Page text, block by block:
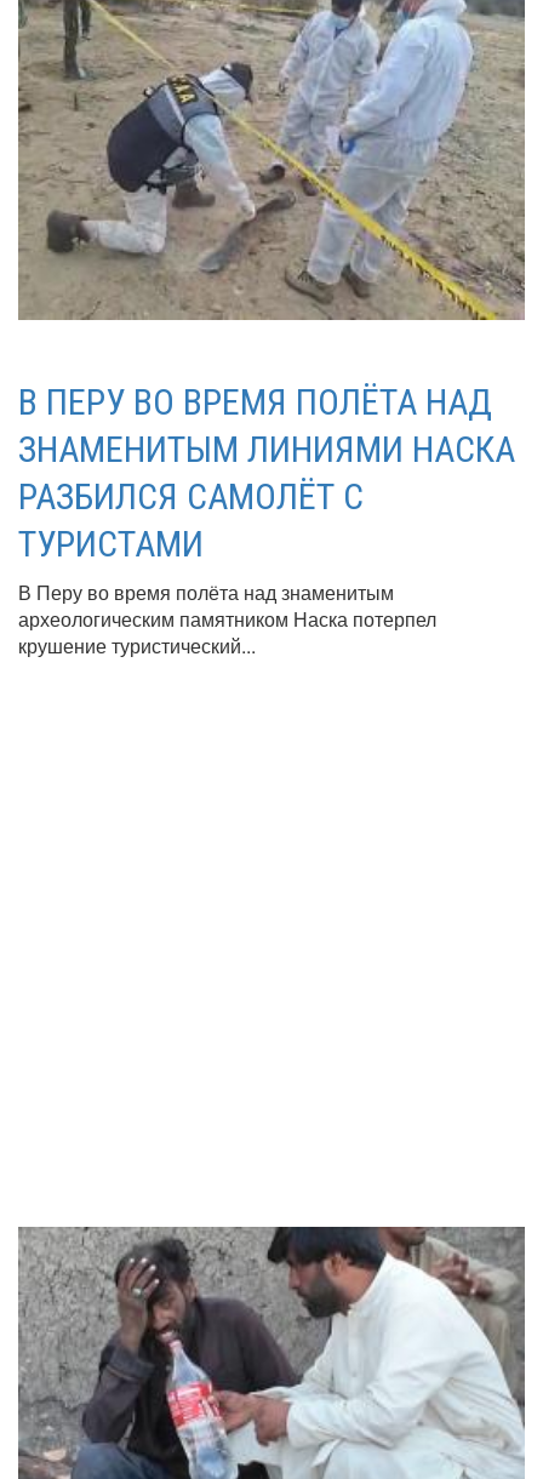
В ПЕРУ ВО ВРЕМЯ ПОЛЁТА НАД
ЗНАМЕНИТЫМ ЛИНИЯМИ НАСКА
РАЗБИЛСЯ САМОЛЁТ С
ТУРИСТАМИ
В Перу во время полёта над знаменитым
археологическим памятником Наска потерпел
крушение туристический...